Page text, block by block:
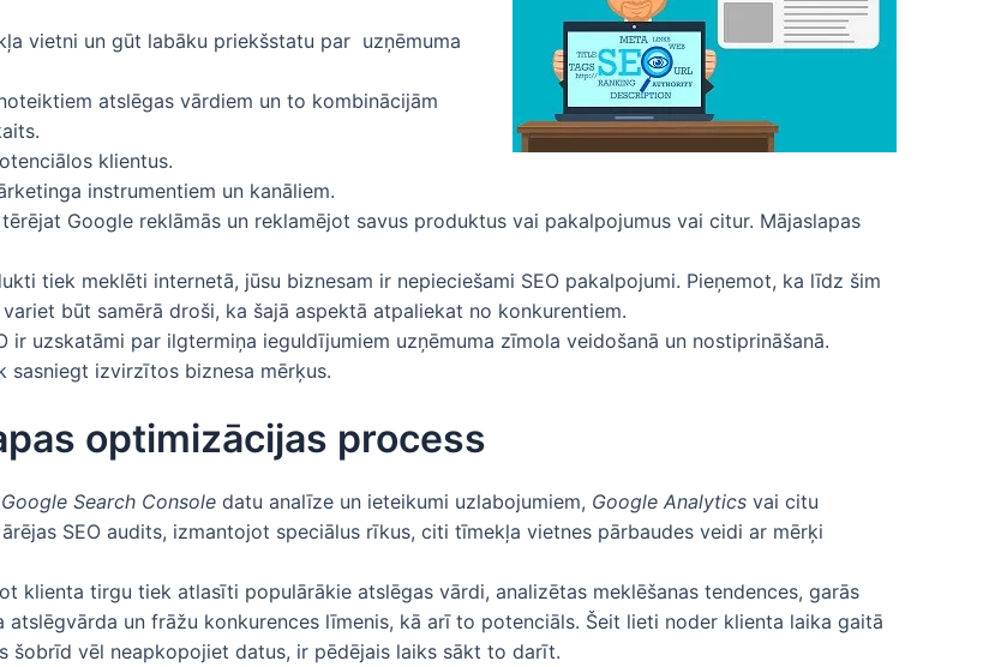
vietni un gūt labāku priekšstatu par uzņēmuma
atslēgas vārdiem un to kombinācijām
klientus.
instrumentiem un kanāliem.
Google reklāmās un reklamējot savus produktus vai pakalpojumus vai citur. Mājaslapas
tiek meklēti internetā, jūsu biznesam ir nepieciešami SEO pakalpojumi. Pieņemot, ka līdz šim
būt samērā droši, ka šajā aspektā atpaliekat no konkurentiem.
ir uzskatāmi par ilgtermiņa ieguldījumiem uzņēmuma zīmola veidošanā un nostiprināšanā.
izvirzītos biznesa mērķus.
optimizācijas process
Google Search Console datu analīze un ieteikumi uzlabojumiem, Google Analytics vai citu
SEO audits, izmantojot speciālus rīkus, citi tīmekļa vietnes pārbaudes veidi ar mērķi
klienta tirgu tiek atlasīti populārākie atslēgas vārdi, analizētas meklēšanas tendences, garās
un frāžu konkurences līmenis, kā arī to potenciāls. Šeit lieti noder klienta laika gaitā
vēl neapkopojiet datus, ir pēdējais laiks sākt to darīt.